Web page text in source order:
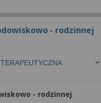
- rodzinnej
- rodzinnej